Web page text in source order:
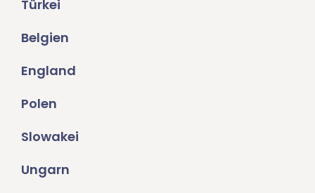
Türkei
Belgien
England
Polen
Slowakei
Ungarn